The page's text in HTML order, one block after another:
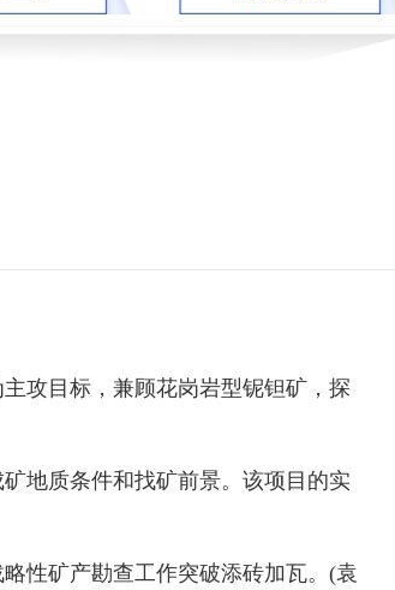
攻目标，兼顾花岗岩型铌钽矿，探
地质条件和找矿前景。该项目的实
性矿产勘查工作突破添砖加瓦。(袁